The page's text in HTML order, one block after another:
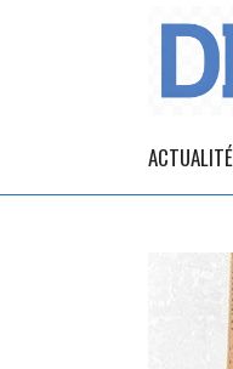
ACTUALITÉ